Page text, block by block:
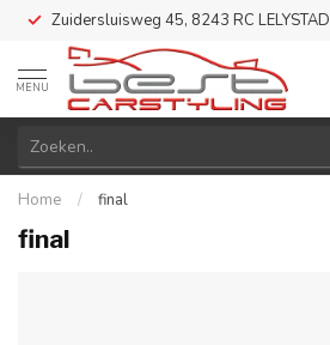
Zuidersluisweg 45, 8243 RC LELYSTAD
MENU
Home / final
final